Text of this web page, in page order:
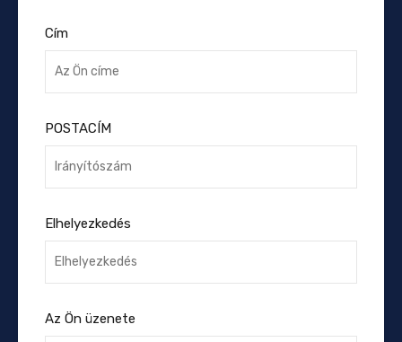
Cím
POSTACÍM
Elhelyezkedés
Az Ön üzenete